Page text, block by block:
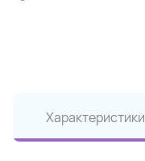
Характеристики